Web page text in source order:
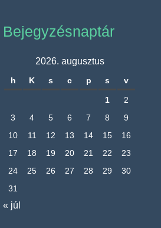
Bejegyzésnaptár
2026. augusztus
h K s c p s v
1
2
3
4 5 6 7 8
9
10
11 12 13 14 15
16
17
18 19 20 21 22
23
24
25 26 27 28 29
30
31
« júl